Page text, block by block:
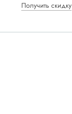
Получить скидку